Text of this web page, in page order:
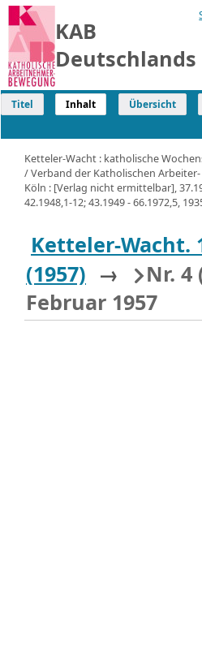
KAB
Deutschlands
Titel Inhalt Übersicht
Ketteler-Wacht : katholische
/ Verband der Katholischen
Köln : [Verlag nicht ermittelbar],
42.1948,1-12; 43.1949 - 66.1972,5,
Ketteler-Wacht.
(1957) →
Nr. 4
Februar 1957